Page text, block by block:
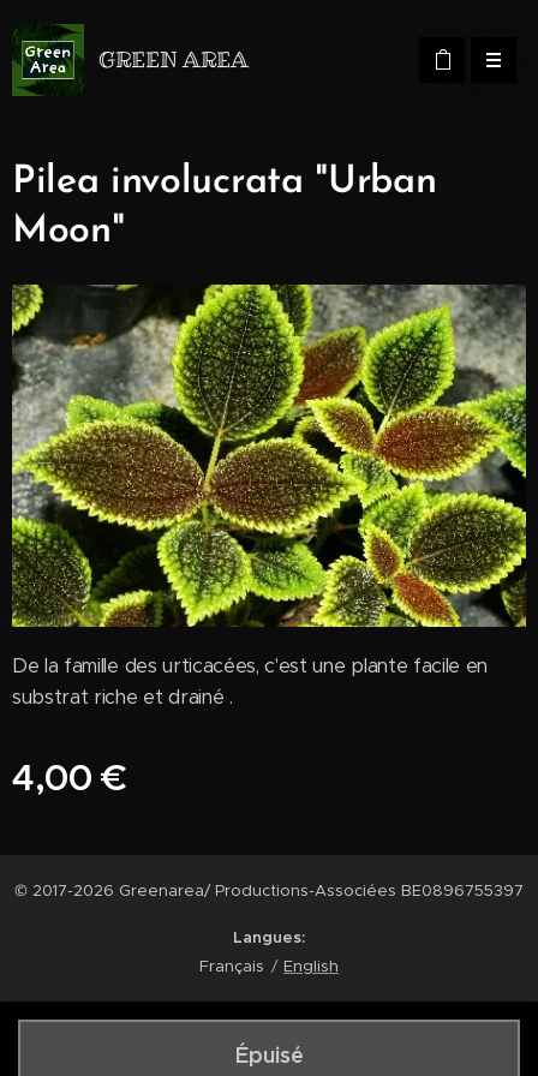
GREEN AREA
Pilea involucrata "Urban
Moon"
De la famille des urticacées, c'est une plante facile en
substrat riche et drainé .
4,00 €
Épuisé
© 2017-2026 Greenarea/ Productions-Associées BE0896755397
Langues
Français
English